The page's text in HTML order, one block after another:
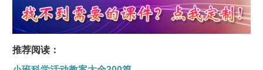
推荐阅读：